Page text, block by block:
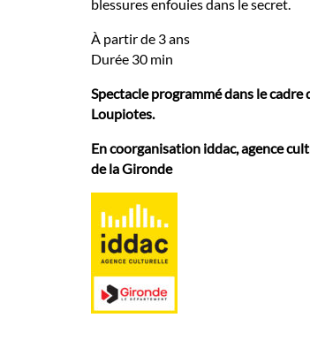
blessures enfouies dans le secret.
À partir de 3 ans
Durée 30 min
Spectacle programmé dans le cadre
Loupiotes.
En coorganisation iddac, agence
de la Gironde